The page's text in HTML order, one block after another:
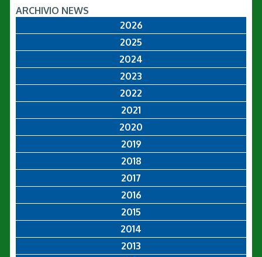
ARCHIVIO NEWS
2026
2025
2024
2023
2022
2021
2020
2019
2018
2017
2016
2015
2014
2013